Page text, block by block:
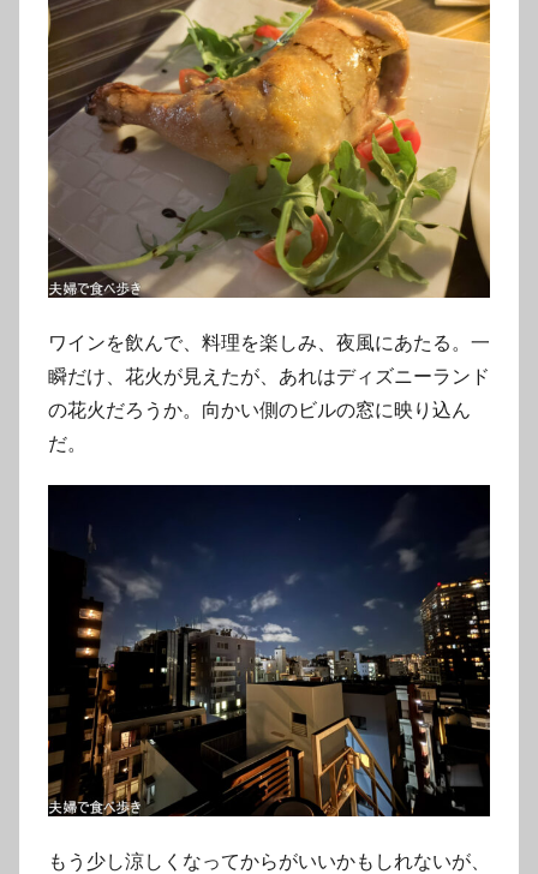
ワインを飲んで、料理を楽しみ、夜風にあたる。一
瞬だけ、花火が見えたが、あれはディズニーランド
の花火だろうか。向かい側のビルの窓に映り込ん
だ。
もう少し涼しくなってからがいいかもしれないが、